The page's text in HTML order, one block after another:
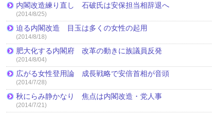
内閣改造練り直し 石破氏は安保担当相辞退へ
(2014/8/25)
迫る内閣改造 目玉は多くの女性の起用
(2014/8/18)
肥大化する内閣府 改革の動きに族議員反発
(2014/8/04)
広がる女性登用論 成長戦略で安倍首相が音頭
(2014/7/28)
秋にらみ静かなり 焦点は内閣改造・党人事
(2014/7/21)